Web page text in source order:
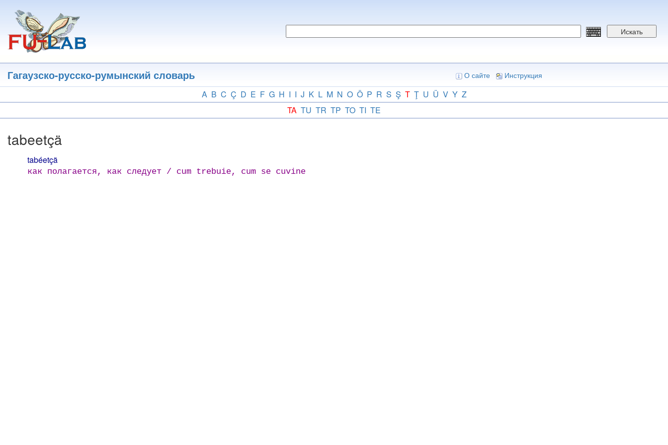
основному
содержанию
Искать
Гагаузско-русско-румынский словарь О сайте Инструкция
A B C Ç D E F G H I I J K L M N O Ö P R S Ş T Ţ U Ü V Y Z
TA TU TR TP TO TI TE
tabeetçä
tabéetçä
как полагается, как следует / cum trebuie, cum se cuvine